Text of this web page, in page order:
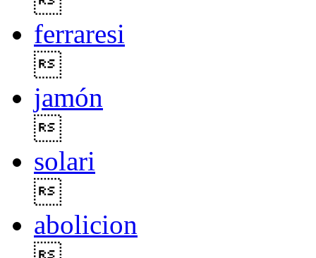
ferraresi
jamón
solari
abolicion